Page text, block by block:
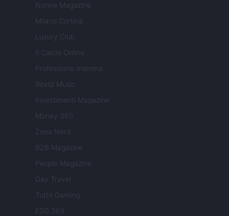
Nonne Magazine
Milano Cortina
Luxury Club
Il Calcio Online
Professione mamma
World Music
Investimenti Magazine
Money 365
Zona Nerd
B2B Magazine
People Magazine
Day Travel
Tutto Gaming
ESG 365